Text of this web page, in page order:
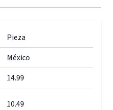
Pieza
México
14.99
10.49